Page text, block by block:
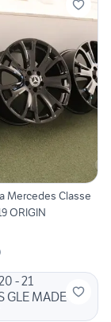
Mercedes Classe
ORIGIN